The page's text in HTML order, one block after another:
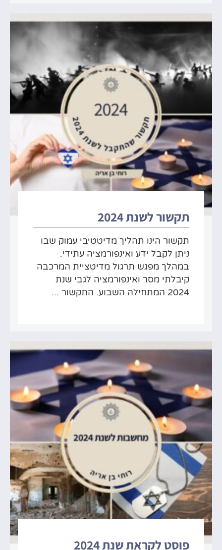
תקשור לשנת 2024
תקשור הינו תהליך מדיטטיבי עמוק שבו
ניתן לקבל ידע ואינפורמציה עתידי.
במהלך מפגש תרגול מדיטציית המרכבה
קיבלתי מסר ואינפורמציה לגבי שנת
2024 המתחילה השבוע. התקשור ...
פוסט לקראת שנת 2024